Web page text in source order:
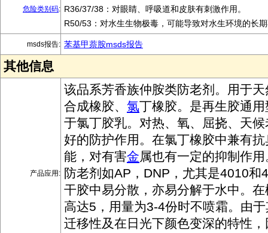
危险类别码: R36/37/38：对眼睛、呼吸道和皮肤有刺激作用。
R50/53：对水生生物极毒，可能导致对水生环境的长
msds报告: 苯基甲萘胺msds报告
其他信息
产品应用:
该品系芳香族仲胺类防老剂。用于
合成橡胶、 氯丁橡胶。是再生胶通
于氯丁胶乳。对热、氧、屈挠、天
好的防护作用。在氯丁橡胶中兼有
能，对有害金属也有一定的抑制作
防老剂如AP，DNP，尤其是4010和
干胶中易分散，亦易分解于水中。
高达5，用量为3-4份时不喷霜。由
迁移性及在日光下颜色变深的特性